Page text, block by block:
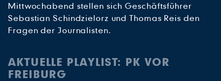
Mittwochabend stellen sich Geschäftsführer
Sebastian Schindzielorz und Thomas Reis den
Fragen der Journalisten.
AKTUELLE PLAYLIST: PK VOR
FREIBURG